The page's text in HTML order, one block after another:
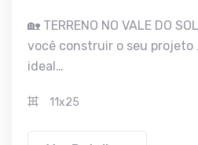
🏡 TERRENO NO VALE DO
você construir o seu projeto
ideal…
11x25